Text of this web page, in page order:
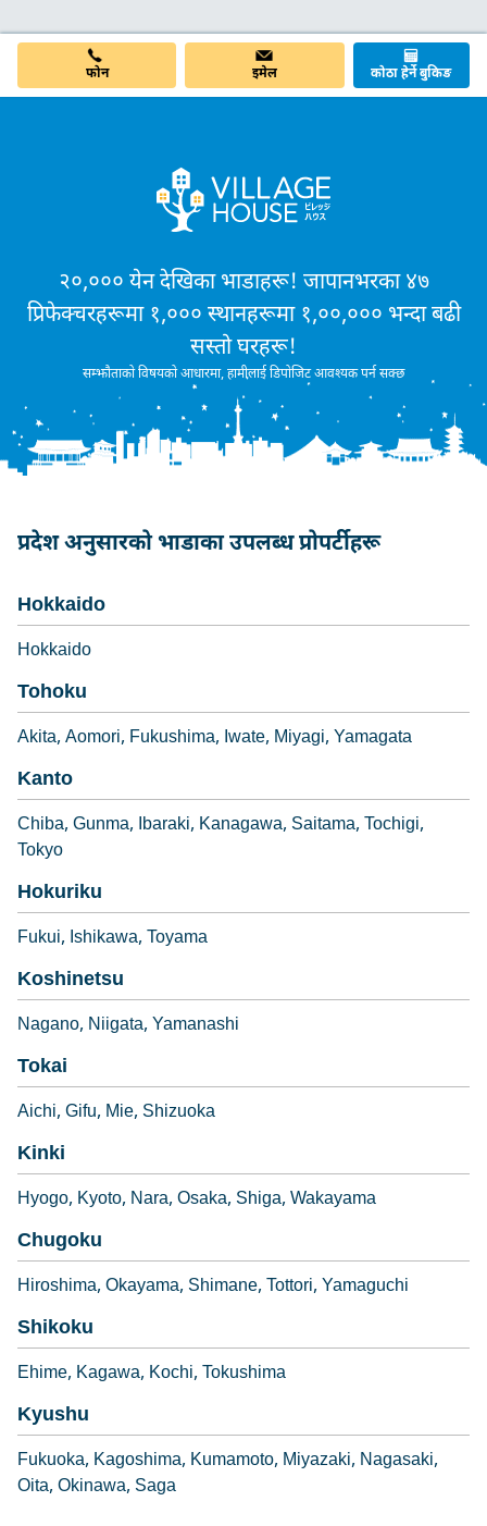
फोन इमेल कोठा हेर्ने बुकिङ
२०,००० येन देखिका भाडाहरू! जापानभरका ४७
प्रिफेक्चरहरूमा १,००० स्थानहरूमा १,००,००० भन्दा बढी
सस्तो घरहरू!
सम्झौताको विषयको आधारमा, हामीलाई डिपोजिट आवश्यक पर्न सक्छ
प्रदेश अनुसारको भाडाका उपलब्ध प्रोपर्टीहरू
Hokkaido
Hokkaido
Tohoku
Akita Aomori Fukushima Iwate Miyagi Yamagata
Kanto
Chiba Gunma Ibaraki Kanagawa Saitama Tochigi
Tokyo
Hokuriku
Fukui Ishikawa Toyama
Koshinetsu
Nagano Niigata Yamanashi
Tokai
Aichi Gifu Mie Shizuoka
Kinki
Hyogo Kyoto Nara Osaka Shiga Wakayama
Chugoku
Hiroshima Okayama Shimane Tottori Yamaguchi
Shikoku
Ehime Kagawa Kochi Tokushima
Kyushu
Fukuoka Kagoshima Kumamoto Miyazaki Nagasaki
Oita Okinawa Saga